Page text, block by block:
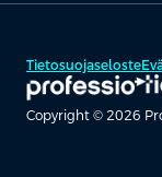
Tietosuojaseloste
Copyright © 2026